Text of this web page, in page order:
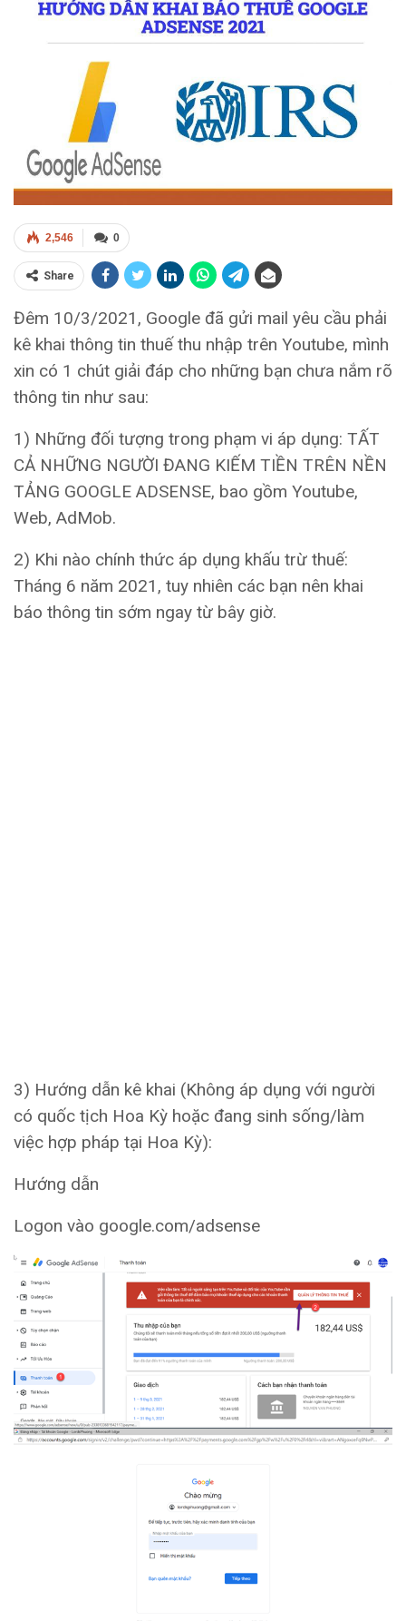
0
2,546
Share
Đêm 10/3/2021, Google đã gửi mail yêu cầu phải
kê khai thông tin thuế thu nhập trên Youtube, mình
xin có 1 chút giải đáp cho những bạn chưa nắm rõ
thông tin như sau:
1) Những đối tượng trong phạm vi áp dụng: TẤT
CẢ NHỮNG NGƯỜI ĐANG KIẾM TIỀN TRÊN NỀN
TẢNG GOOGLE ADSENSE, bao gồm Youtube,
Web, AdMob.
2) Khi nào chính thức áp dụng khấu trừ thuế:
Tháng 6 năm 2021, tuy nhiên các bạn nên khai
báo thông tin sớm ngay từ bây giờ.
3) Hướng dẫn kê khai (Không áp dụng với người
có quốc tịch Hoa Kỳ hoặc đang sinh sống/làm
việc hợp pháp tại Hoa Kỳ):
Hướng dẫn
Logon vào google.com/adsense